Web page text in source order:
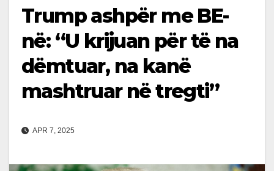
Trump ashpër me BE-
në: “U krijuan për të na
dëmtuar, na kanë
mashtruar në tregti”
APR 7, 2025